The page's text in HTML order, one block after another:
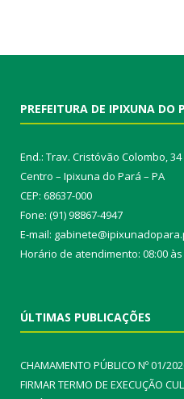
PREFEITURA DE IPIXUNA DO
End.: Trav. Cristóvão Colombo, 34
Centro – Ipixuna do Pará – PA
CEP: 68637-000
Fone: (91) 98867-4947
E-mail:
Horário de atendimento: 08:00 às
ÚLTIMAS PUBLICAÇÕES
CHAMAMENTO PÚBLICO Nº 01/
FIRMAR TERMO DE EXECUÇÃO